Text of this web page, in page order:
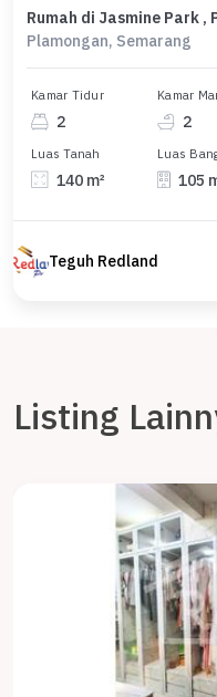
Plamongan, Semarang
Kamar Tidur
2
Kamar
2
Luas Tanah
140 m²
Luas
105
Teguh Redland
Listing